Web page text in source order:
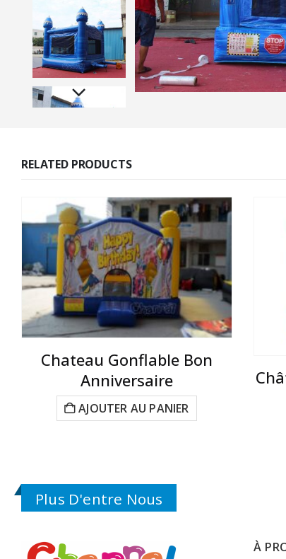
RELATED PRODUCTS
Chateau Gonflable Bon
Anniversaire
AJOUTER AU PANIER
Plus D'entre Nous
À